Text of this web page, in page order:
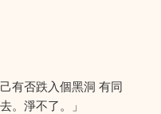
有否跌入個黑洞 有同
。淨不了。」